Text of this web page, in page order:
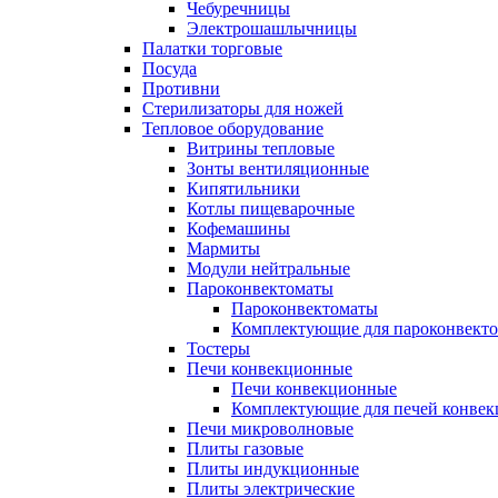
Чебуречницы
Электрошашлычницы
Палатки торговые
Посуда
Противни
Стерилизаторы для ножей
Тепловое оборудование
Витрины тепловые
Зонты вентиляционные
Кипятильники
Котлы пищеварочные
Кофемашины
Мармиты
Модули нейтральные
Пароконвектоматы
Пароконвектоматы
Комплектующие для
Тостеры
Печи конвекционные
Печи конвекционные
Комплектующие для печей
Печи микроволновые
Плиты газовые
Плиты индукционные
Плиты электрические